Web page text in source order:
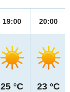
19:00
25 °C
20:00
23 °C